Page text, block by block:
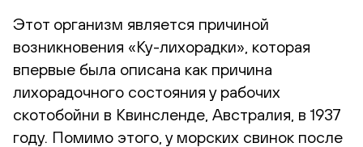
Этот организм является причиной
возникновения «Ку-лихорадки», которая
впервые была описана как причина
лихорадочного состояния у рабочих
скотобойни в Квинсленде, Австралия, в 1937
году. Помимо этого, у морских свинок после